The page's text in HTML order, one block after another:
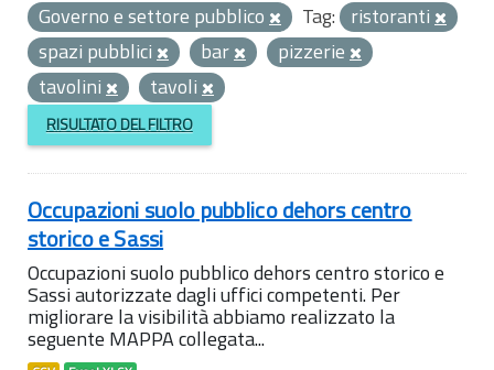
Governo e settore pubblico
Tag: ristoranti
spazi pubblici
bar
pizzerie
tavolini
tavoli
RISULTATO DEL FILTRO
Occupazioni suolo pubblico dehors centro
storico e Sassi
Occupazioni suolo pubblico dehors centro storico e
Sassi autorizzate dagli uffici competenti. Per
migliorare la visibilità abbiamo realizzato la
seguente MAPPA collegata...